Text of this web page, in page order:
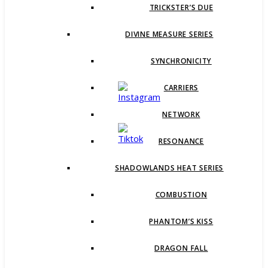
TRICKSTER’S DUE
DIVINE MEASURE SERIES
SYNCHRONICITY
CARRIERS
NETWORK
RESONANCE
SHADOWLANDS HEAT SERIES
COMBUSTION
PHANTOM’S KISS
DRAGON FALL